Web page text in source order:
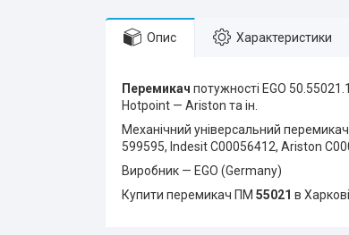
Опис Характеристики
Перемикач потужності EGO
Hotpoint — Ariston та ін.
Механічний універсальний
599595, Indesit C00056412, Ariston
Виробник — EGO (Germany)
Купити перемикач ПМ 55021 в